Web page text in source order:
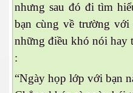
nhưng sau đó đi tìm
bạn cùng về trường
những điều khó nói hay
:
“Ngày họp lớp với bạn
Hạng